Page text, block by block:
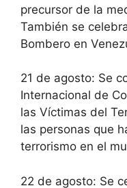
precursor de la
También se
Bombero en
21 de agosto: Se
Internacional de
las Víctimas del
las personas que
terrorismo en el
22 de agosto: Se